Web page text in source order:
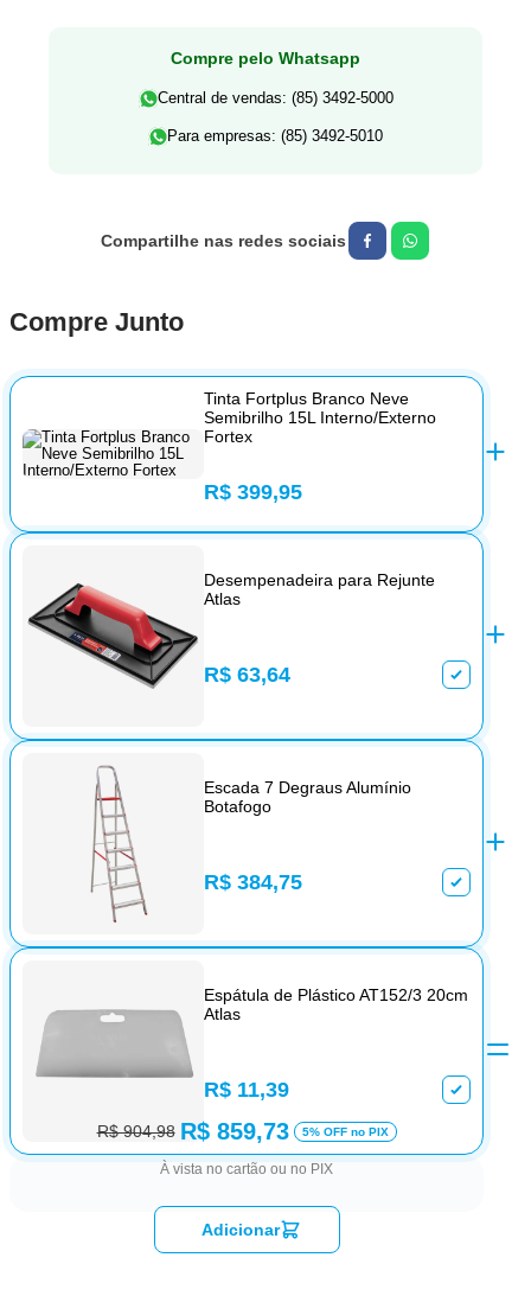
Compre pelo Whatsapp
Central de vendas: (85) 3492-5000
Para empresas: (85) 3492-5010
Compre Junto
Tinta Fortplus Branco Neve
Semibrilho 15L Interno/Externo
Fortex
R$ 399,95
Desempenadeira para Rejunte
Atlas
R$ 63,64
Escada 7 Degraus Alumínio
Botafogo
R$ 384,75
Espátula de Plástico AT152/3 20cm
Atlas
R$ 11,39
R$ 904,98 R$ 859,73 5% OFF no PIX
À vista no cartão ou no PIX
Adicionar